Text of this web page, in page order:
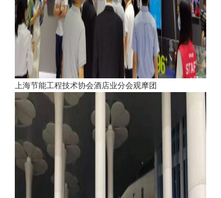
上海节能工程技术协会酒店业分会观摩团